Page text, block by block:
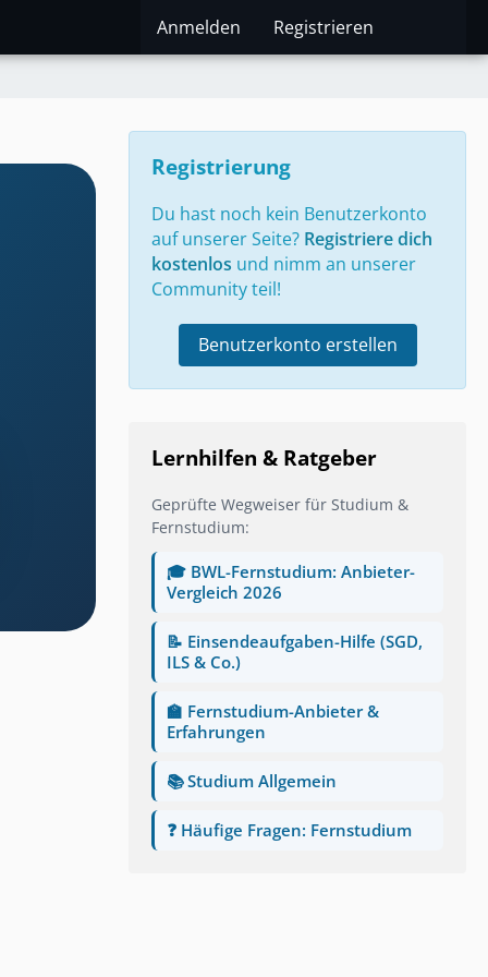
Anmelden Registrieren
Registrierung
Du hast noch kein Benutzerkonto
auf unserer Seite? Registriere dich
kostenlos und nimm an unserer
Community teil!
Benutzerkonto erstellen
Lernhilfen & Ratgeber
Geprüfte Wegweiser für Studium &
Fernstudium:
🎓 BWL-Fernstudium: Anbieter-
Vergleich 2026
📝 Einsendeaufgaben-Hilfe (SGD,
ILS & Co.)
🏫 Fernstudium-Anbieter &
Erfahrungen
📚 Studium Allgemein
❓ Häufige Fragen: Fernstudium